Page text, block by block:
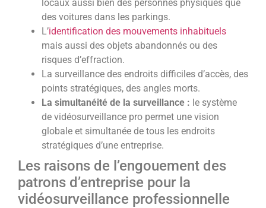
locaux aussi bien des personnes physiques que
des voitures dans les parkings.
L’identification des mouvements inhabituels
mais aussi des objets abandonnés ou des
risques d’effraction.
La surveillance des endroits difficiles d’accès, des
points stratégiques, des angles morts.
La simultanéité de la surveillance : le système
de vidéosurveillance pro permet une vision
globale et simultanée de tous les endroits
stratégiques d’une entreprise.
Les raisons de l’engouement des
patrons d’entreprise pour la
vidéosurveillance professionnelle